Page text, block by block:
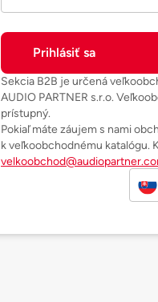
Sekcia B2B je určená
AUDIO PARTNER s.r.o.
prístupný.
Pokiaľ máte záujem s nami
k veľkoobchodnému katalógu.